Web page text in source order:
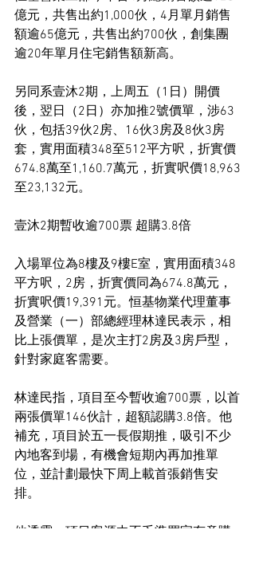
億元，共售出約1,000伙，4月單月銷售
額逾65億元，共售出約700伙，創集團
逾20年單月住宅銷售額新高。
另同系壹沐2期，上周五（1日）開價
後，翌日（2日）亦加推2號價單，涉63
伙，包括39伙2房、16伙3房及8伙3房
套，實用面積348至512平方呎，折實價
674.8萬至1,160.7萬元，折實呎價18,963
至23,132元。
壹沐2期暫收逾700票 超購3.8倍
入場單位為8樓及9樓E室，實用面積348
平方呎，2房，折實價同為674.8萬元，
折實呎價19,391元。恒基物業代理董事
及營業（一）部總經理林達民表示，相
比上張價單，是次主打2房及3房戶型，
針對家庭客需要。
林達民指，項目至今暫收逾700票，以首
兩張價單146伙計，超額認購3.8倍。他
補充，項目於五一長假期推，吸引不少
內地客到場，有機會短期內再加推單
位，並計劃最快下周上載首張銷售安
排。
他透露，項目客源中不乏準買家有意購